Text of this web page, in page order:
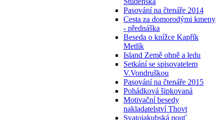
Pasování na čtenáře 2014
Cesta za domorodými kmeny
- přednáška
Beseda o knížce Kapřík
Metlík
Island Země ohně a ledu
Setkání se spisovatelem
V.Vondruškou
Pasování na čtenáře 2015
Pohádková šipkovaná
Motivační besedy
nakladatelství Thovt
Svatojakubská pouť